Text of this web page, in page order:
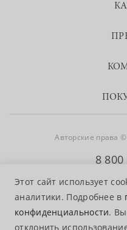
Этот сайт использует
аналитики. Подробнее в
конфиденциальности.
отклонить
Авторские права
8 800